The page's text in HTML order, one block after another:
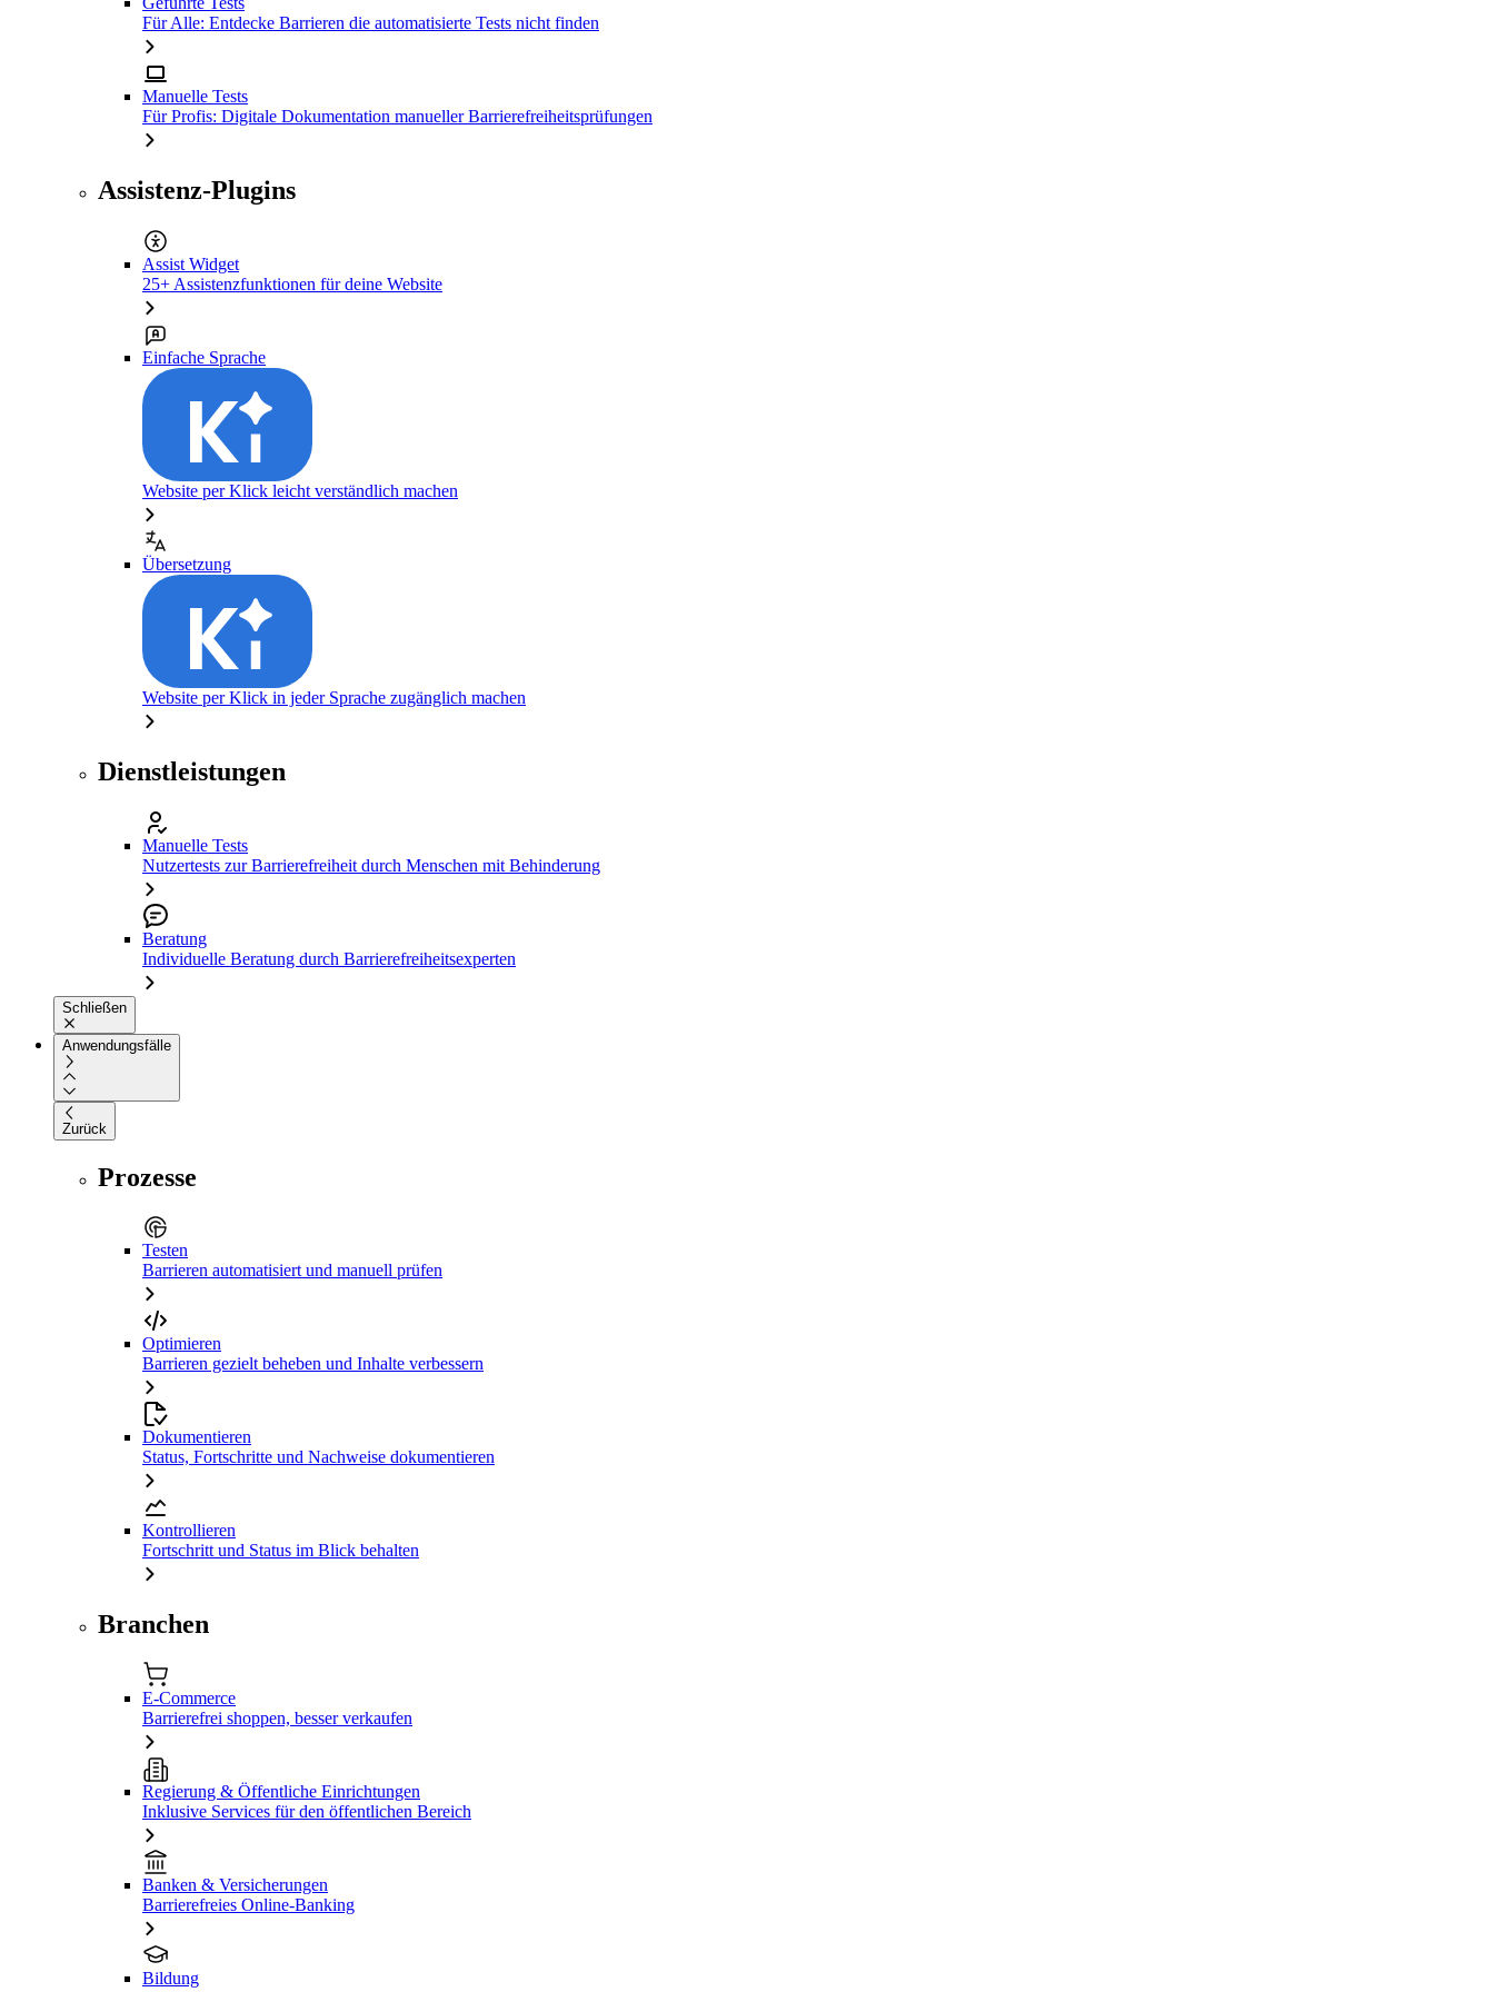
Für Alle: Entdecke Barrieren die automatisierte Tests nicht finden
Manuelle Tests
Für Profis: Digitale Dokumentation manueller Barrierefreiheitsprüfungen
Assistenz-Plugins
Assist Widget
25+ Assistenzfunktionen für deine Website
Einfache Sprache
Website per Klick leicht verständlich machen
Übersetzung
Website per Klick in jeder Sprache zugänglich machen
Dienstleistungen
Manuelle Tests
Nutzertests zur Barrierefreiheit durch Menschen mit Behinderung
Beratung
Individuelle Beratung durch Barrierefreiheitsexperten
Schließen
Anwendungsfälle
Zurück
Prozesse
Testen
Barrieren automatisiert und manuell prüfen
Optimieren
Barrieren gezielt beheben und Inhalte verbessern
Dokumentieren
Status, Fortschritte und Nachweise dokumentieren
Kontrollieren
Fortschritt und Status im Blick behalten
Branchen
E-Commerce
Barrierefrei shoppen, besser verkaufen
Regierung & Öffentliche Einrichtungen
Inklusive Services für den öffentlichen Bereich
Banken & Versicherungen
Barrierefreies Online-Banking
Bildung